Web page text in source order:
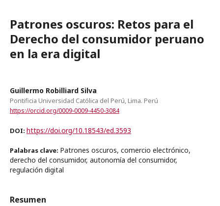
Patrones oscuros: Retos para el
Derecho del consumidor peruano
en la era digital
Guillermo Robilliard Silva
Pontificia Universidad Católica del Perú, Lima. Perú
https://orcid.org/0009-0009-4450-3084
DOI: https://doi.org/10.18543/ed.3593
Palabras clave: Patrones oscuros, comercio electrónico,
derecho del consumidor, autonomía del consumidor,
regulación digital
Resumen